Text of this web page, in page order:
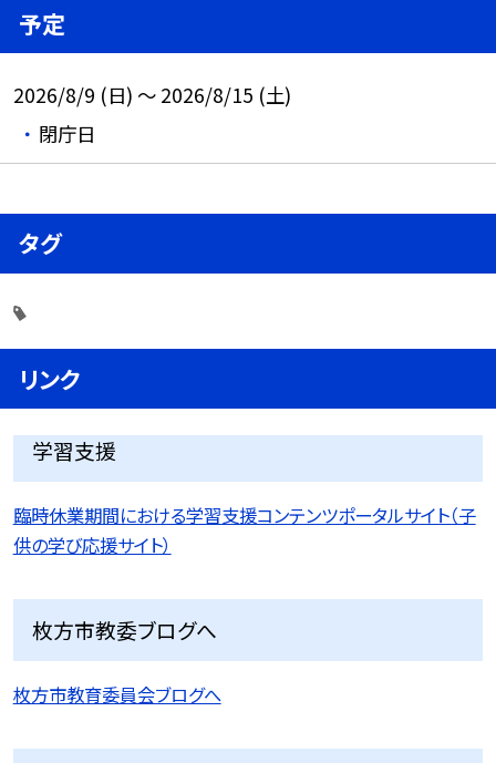
予定
2026/8/9 (日) ～ 2026/8/15 (土)
閉庁日
タグ
リンク
学習支援
臨時休業期間における学習支援コンテンツポータルサイト（子
供の学び応援サイト）
枚方市教委ブログへ
枚方市教育委員会ブログへ